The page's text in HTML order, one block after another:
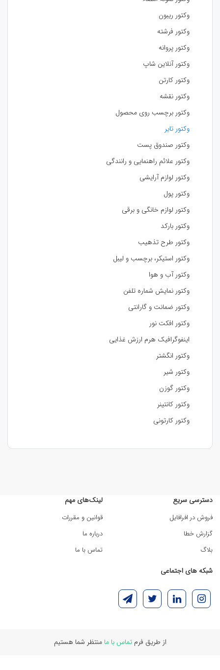
وکتور ریبون
وکتور فرشته
وکتور پروانه
وکتور آنلاین شاپ
وکتور کارتن
وکتور نقشه
وکتور برچسب روی محصول
وکتور تایر
وکتور صندوق پست
وکتور علائم راهنمایی و رانندگی
وکتور لوازم آرایشی
وکتور پول
وکتور لوازم خانگی و برقی
وکتور بارکد
وکتور طرح تذهیب
وکتور استیکر، برچسب و لیبل
وکتور آب و هوا
وکتور نمایش شماره تلفن
وکتور ضمانت و گارانتی
وکتور افکت نور
اینفوگرافیک هرم ارزش غذایی
وکتور انگشتر
وکتور شیر
وکتور گوزن
وکتور کانتینر
وکتور کارتونی
دسترسی سریع
فروش در افرافایل
گزارش خطا
بلاگ
لینک‌های مهم
قوانین و مقررات
درباره ما
تماس با ما
شبکه های اجتماعی
از طریق فرمتماس با ما منتظر شما هستیم